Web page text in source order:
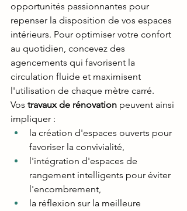
opportunités passionnantes pour
repenser la disposition de vos espaces
intérieurs. Pour optimiser votre confort
au quotidien, concevez des
agencements qui favorisent la
circulation fluide et maximisent
l'utilisation de chaque mètre carré.
Vos travaux de rénovation peuvent ainsi
impliquer :
la création d'espaces ouverts pour
favoriser la convivialité,
l'intégration d'espaces de
rangement intelligents pour éviter
l'encombrement,
la réflexion sur la meilleure